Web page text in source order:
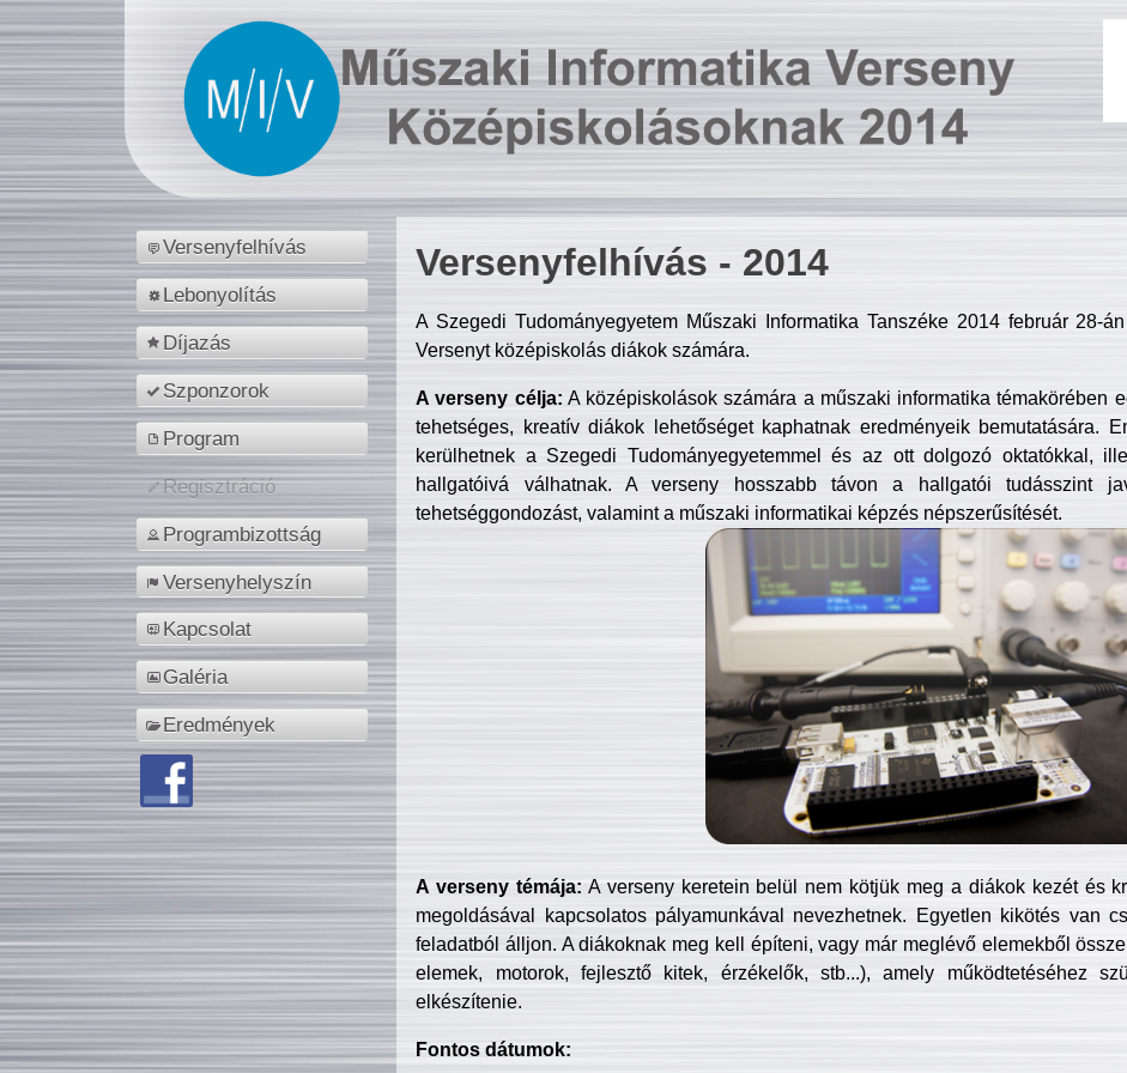
Versenyfelhívás
Lebonyolítás
Díjazás
Szponzorok
Program
Regisztráció
Programbizottság
Versenyhelyszín
Kapcsolat
Galéria
Eredmények
Versenyfelhívás - 2014
A Szegedi Tudományegyetem Műszaki Informatika Tanszéke 2014 február 28-
Versenyt középiskolás diákok számára.
A verseny célja: A középiskolások számára a műszaki informatika témakörében
tehetséges, kreatív diákok lehetőséget kaphatnak eredményeik bemutatására.
kerülhetnek a Szegedi Tudományegyetemmel és az ott dolgozó oktatókkal,
hallgatóivá válhatnak. A verseny hosszabb távon a hallgatói tudásszint
tehetséggondozást, valamint a műszaki informatikai képzés népszerűsítését.
A verseny témája: A verseny keretein belül nem kötjük meg a diákok kezét és
megoldásával kapcsolatos pályamunkával nevezhetnek. Egyetlen kikötés van
feladatból álljon. A diákoknak meg kell építeni, vagy már meglévő elemekből
elemek, motorok, fejlesztő kitek, érzékelők, stb...), amely működtetéséhez
elkészítenie.
Fontos dátumok: